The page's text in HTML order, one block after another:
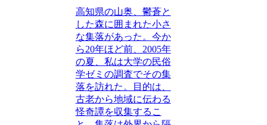
高知県の山奥、鬱蒼と
した森に囲まれた小さ
な集落があった。今か
ら20年ほど前、2005年
の夏、私は大学の民俗
学ゼミの調査でその集
落を訪れた。目的は、
古老から地域に伝わる
怪奇譚を収集するこ